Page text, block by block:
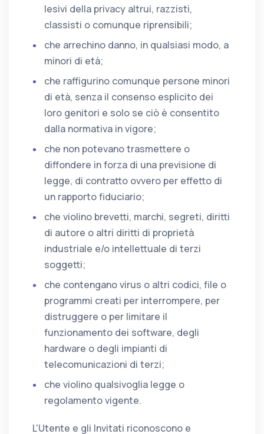
lesivi della privacy altrui, razzisti,
classisti o comunque riprensibili;
che arrechino danno, in qualsiasi modo, a
minori di età;
che raffigurino comunque persone minori
di età, senza il consenso esplicito dei
loro genitori e solo se ciò è consentito
dalla normativa in vigore;
che non potevano trasmettere o
diffondere in forza di una previsione di
legge, di contratto ovvero per effetto di
un rapporto fiduciario;
che violino brevetti, marchi, segreti, diritti
di autore o altri diritti di proprietà
industriale e/o intellettuale di terzi
soggetti;
che contengano virus o altri codici, file o
programmi creati per interrompere, per
distruggere o per limitare il
funzionamento dei software, degli
hardware o degli impianti di
telecomunicazioni di terzi;
che violino qualsivoglia legge o
regolamento vigente.
L'Utente e gli Invitati riconoscono e